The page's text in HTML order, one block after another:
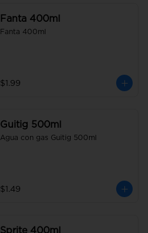
Fanta 400ml
Fanta 400ml
$1.99
Guitig 500ml
Agua con gas Guitig 500ml
$1.49
Sprite 400ml